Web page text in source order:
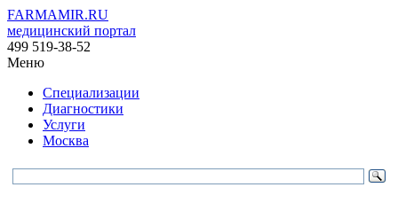
FARMAMIR.RU
медицинский портал
499 519-38-52
Меню
Специализации
Диагностики
Услуги
Москва